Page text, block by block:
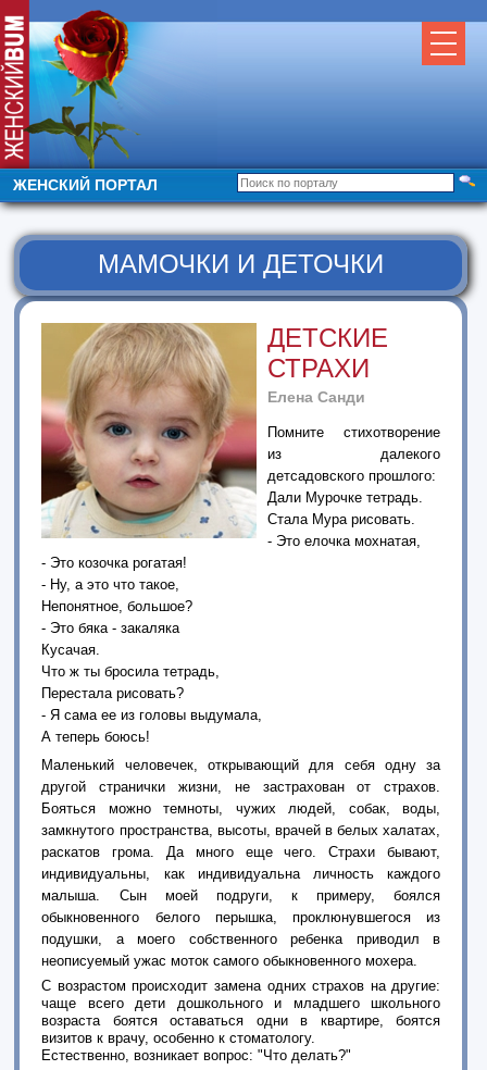
ЖЕНСКИЙ ПОРТАЛ
МАМОЧКИ И ДЕТОЧКИ
ДЕТСКИЕ
СТРАХИ
Елена Санди
Помните стихотворение
из далекого
детсадовского прошлого:
Дали Мурочке тетрадь.
Стала Мура рисовать.
- Это елочка мохнатая,
- Это козочка рогатая!
- Ну, а это что такое,
Непонятное, большое?
- Это бяка - закаляка
Кусачая.
Что ж ты бросила тетрадь,
Перестала рисовать?
- Я сама ее из головы выдумала,
А теперь боюсь!
Маленький человечек, открывающий для себя одну за
другой странички жизни, не застрахован от страхов.
Бояться можно темноты, чужих людей, собак, воды,
замкнутого пространства, высоты, врачей в белых халатах,
раскатов грома. Да много еще чего. Страхи бывают,
индивидуальны, как индивидуальна личность каждого
малыша. Сын моей подруги, к примеру, боялся
обыкновенного белого перышка, проклюнувшегося из
подушки, а моего собственного ребенка приводил в
неописуемый ужас моток самого обыкновенного мохера.
С возрастом происходит замена одних страхов на другие:
чаще всего дети дошкольного и младшего школьного
возраста боятся оставаться одни в квартире, боятся
визитов к врачу, особенно к стоматологу.
Естественно, возникает вопрос: "Что делать?"